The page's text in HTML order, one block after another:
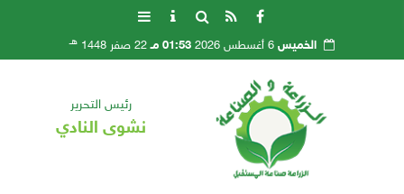
الخميس 01:53 مـ 22 صفر 1448 هـ
رئيس التحرير
نشوى النادي